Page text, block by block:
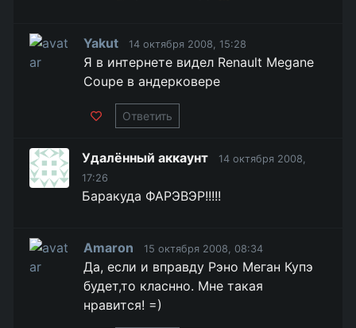
Yakut 14 октября 2008, 15:28
Я в интернете видел Renault Megane
Coupe в андерковере
Ответить
Удалённый аккаунт
14 октября 2008,
17:26
Баракуда ФАРЭВЭР!!!!!
Amaron 15 октября 2008, 08:34
Да, если и вправду Рэно Меган Купэ
будет,то класнно. Мне такая
нравится! =)